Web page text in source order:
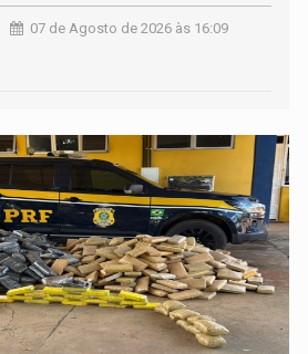
07 de Agosto de 2026 às 16:09